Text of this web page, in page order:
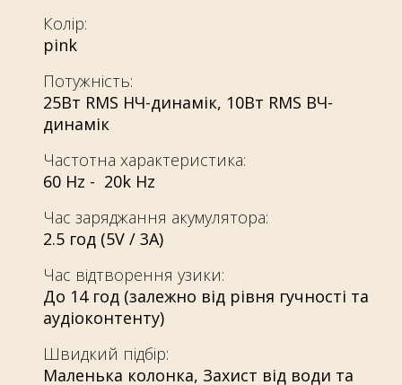
Колір:
pink
Потужність:
25Вт RMS НЧ-динамік, 10Вт RMS ВЧ-
динамік
Частотна характеристика:
60 Hz - 20k Hz
Час заряджання акумулятора:
2.5 год (5V / 3A)
Час відтворення узики:
До 14 год (залежно від рівня гучності та
аудіоконтенту)
Швидкий підбір:
Маленька колонка, Захист від води та